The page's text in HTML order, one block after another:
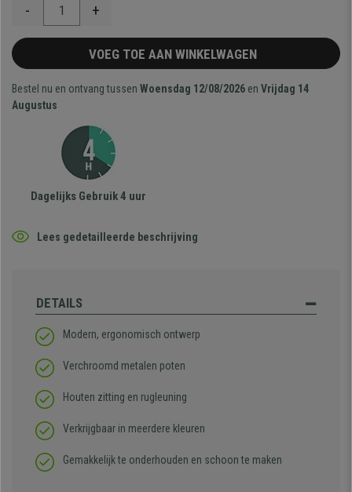
- +
VOEG TOE AAN WINKELWAGEN
Bestel nu en ontvang tussen Woensdag 12/08/2026 en Vrijdag 14
Augustus
Dagelijks Gebruik 4 uur
Lees gedetailleerde beschrijving
DETAILS
Modern, ergonomisch ontwerp
Verchroomd metalen poten
Houten zitting en rugleuning
Verkrijgbaar in meerdere kleuren
Gemakkelijk te onderhouden en schoon te maken